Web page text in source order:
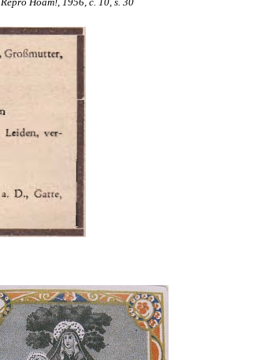
Repro Hoam!, 1956, č. 10, s. 30